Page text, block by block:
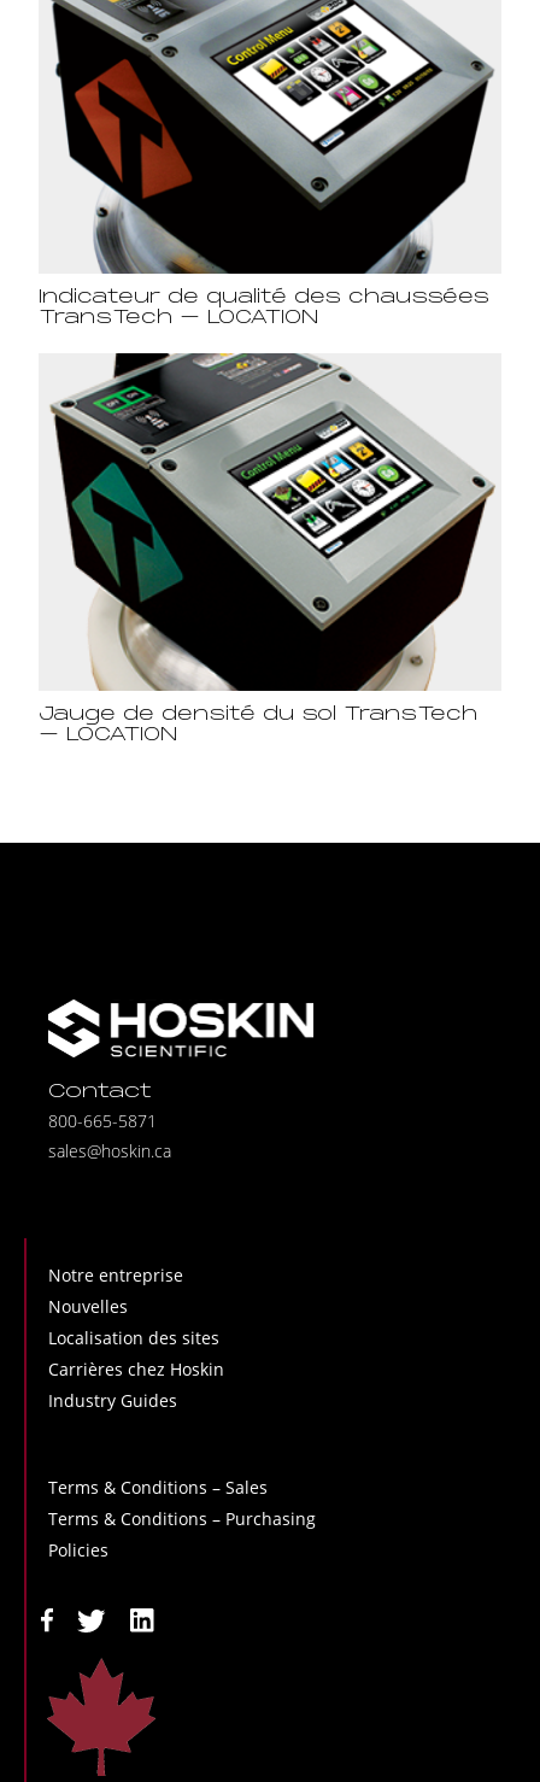
Indicateur de qualité des chaussées
TransTech – LOCATION
Jauge de densité du sol TransTech
– LOCATION
Contact
800-665-5871
sales@hoskin.ca
Notre entreprise
Nouvelles
Localisation des sites
Carrières chez Hoskin
Industry Guides
Terms & Conditions – Sales
Terms & Conditions – Purchasing
Policies